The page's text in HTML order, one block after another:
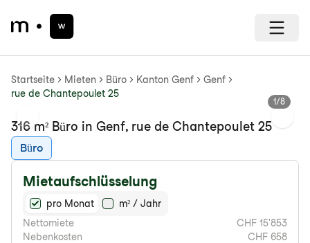
Startseite Mieten Büro Kanton Genf
Genf
rue de Chantepoulet 25
Previous slide
1/8
316 m² Büro in Genf, rue de Chantepoulet 25
Büro
Mietaufschlüsselung
pro Monat
m² / Jahr
Nettomiete
CHF 15'853
Nebenkosten
CHF 658